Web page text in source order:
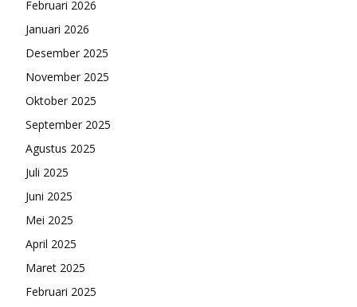
Februari 2026
Januari 2026
Desember 2025
November 2025
Oktober 2025
September 2025
Agustus 2025
Juli 2025
Juni 2025
Mei 2025
April 2025
Maret 2025
Februari 2025